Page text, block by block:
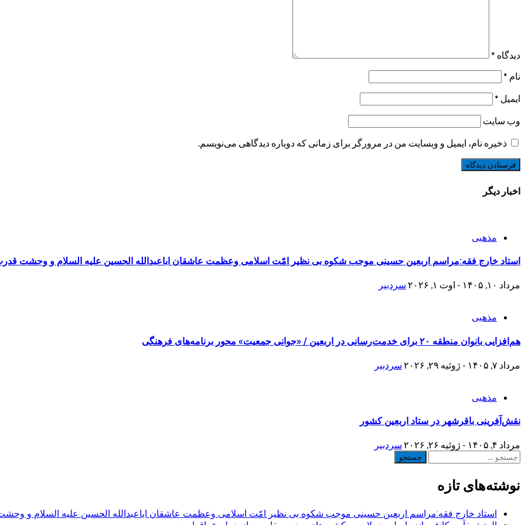
دیدگاه *
نام *
ایمیل *
وب‌ سایت
ذخیره نام، ایمیل و وبسایت من در مرورگر برای زمانی که دوباره دیدگاهی می‌نویسم.
اخبار دیگر
مذهبی
استاد خارج فقه:مراسم اربعین حسینی موجب شکوه بی نظیر امّت اسلامی وعظمت عاشقان اباعبدالله الحسین علیه السلام و وحشت
مرداد ۱۰, ۱۴۰۵ - اوت ۱, ۲۰۲۶ سردبیر
مذهبی
هم‌افزایی بانوان منطقه ۲۰ برای خدمت‌رسانی در اربعین / «جوانی جمعیت» محور برنامه‌های فرهنگی
مرداد ۷, ۱۴۰۵ - ژوئیه ۲۹, ۲۰۲۶ سردبیر
مذهبی
نقش‌آفرینی باقرشهر در ستاد اربعین کشور
مرداد ۴, ۱۴۰۵ - ژوئیه ۲۶, ۲۰۲۶
سردبیر
جستجو
نوشته‌های تازه
استاد خارج فقه:مراسم اربعین حسینی موجب شکوه بی نظیر امّت اسلامی وعظمت عاشقان اباعبدالله الحسین علیه السلام و